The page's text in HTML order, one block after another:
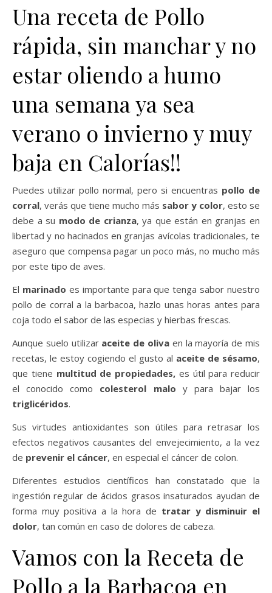
Una receta de Pollo
rápida, sin manchar y no
estar oliendo a humo
una semana ya sea
verano o invierno y muy
baja en Calorías!!
Puedes utilizar pollo normal, pero si encuentras pollo de
corral, verás que tiene mucho más sabor y color, esto se
debe a su modo de crianza, ya que están en granjas en
libertad y no hacinados en granjas avícolas tradicionales, te
aseguro que compensa pagar un poco más, no mucho más
por este tipo de aves.
El marinado es importante para que tenga sabor nuestro
pollo de corral a la barbacoa, hazlo unas horas antes para
coja todo el sabor de las especias y hierbas frescas.
Aunque suelo utilizar aceite de oliva en la mayoría de mis
recetas, le estoy cogiendo el gusto al aceite de sésamo,
que tiene multitud de propiedades, es útil para reducir
el conocido como colesterol malo y para bajar los
triglicéridos.
Sus virtudes antioxidantes son útiles para retrasar los
efectos negativos causantes del envejecimiento, a la vez
de prevenir el cáncer, en especial el cáncer de colon.
Diferentes estudios científicos han constatado que la
ingestión regular de ácidos grasos insaturados ayudan de
forma muy positiva a la hora de tratar y disminuir el
dolor, tan común en caso de dolores de cabeza.
Vamos con la Receta de
Pollo a la Barbacoa en